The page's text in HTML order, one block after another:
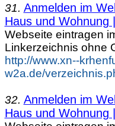
31. Anmelden im
Haus und Wohnung
Webseite eintragen
Linkerzeichnis ohne
http://www.xn--
w2a.de/
32. Anmelden im
Haus und Wohnung